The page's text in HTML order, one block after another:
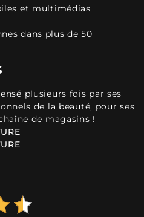
et multimédias
dans plus de 50
plusieurs fois par ses
de la beauté, pour ses
de magasins !